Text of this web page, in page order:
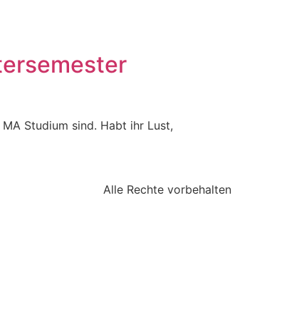
Studium sind. Habt ihr Lust,
Alle Rechte vorbehalten